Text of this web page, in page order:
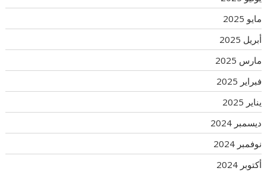
مايو 2025
أبريل 2025
مارس 2025
فبراير 2025
يناير 2025
ديسمبر 2024
نوفمبر 2024
أكتوبر 2024